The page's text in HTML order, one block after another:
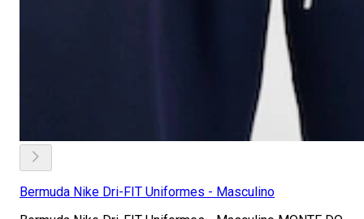
Bermuda Nike Dri-FIT Uniformes - Masculino